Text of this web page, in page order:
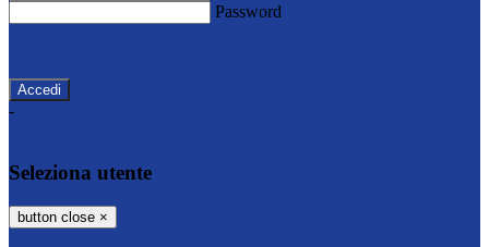
Password
-
Seleziona utente
button close ×